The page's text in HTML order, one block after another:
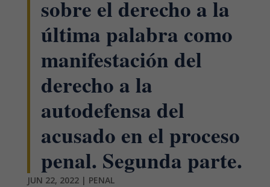
sobre el derecho a la
última palabra como
manifestación del
derecho a la
autodefensa del
acusado en el proceso
penal. Segunda parte.
JUN 22, 2022| PENAL